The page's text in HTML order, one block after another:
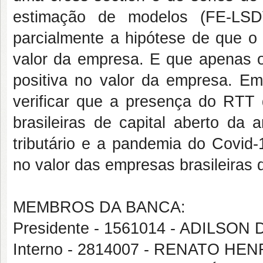
estimação de modelos (FE-
parcialmente a hipótese de que
valor da empresa. E que apenas
positiva no valor da empresa.
verificar que a presença do RTT
brasileiras de capital aberto da
tributário e a pandemia do
no valor das empresas brasileiras
MEMBROS DA BANCA:
Presidente - 1561014 - ADILSON
Interno - 2814007 - RENATO